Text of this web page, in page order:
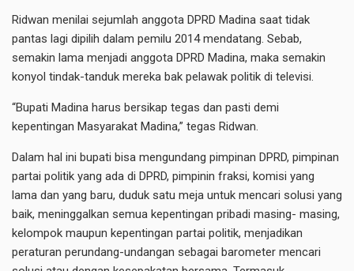
Ridwan menilai sejumlah anggota DPRD Madina saat tidak
pantas lagi dipilih dalam pemilu 2014 mendatang. Sebab,
semakin lama menjadi anggota DPRD Madina, maka semakin
konyol tindak-tanduk mereka bak pelawak politik di televisi.
“Bupati Madina harus bersikap tegas dan pasti demi
kepentingan Masyarakat Madina,” tegas Ridwan.
Dalam hal ini bupati bisa mengundang pimpinan DPRD, pimpinan
partai politik yang ada di DPRD, pimpinin fraksi, komisi yang
lama dan yang baru, duduk satu meja untuk mencari solusi yang
baik, meninggalkan semua kepentingan pribadi masing- masing,
kelompok maupun kepentingan partai politik, menjadikan
peraturan perundang-undangan sebagai barometer mencari